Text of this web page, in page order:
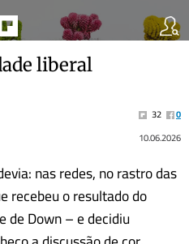
liberal
32
0
10.06.2026
nas redes, no rastro das
recebeu o resultado do
Down – e decidiu